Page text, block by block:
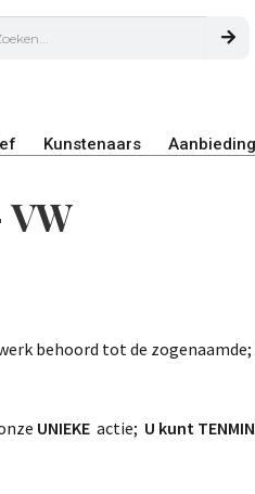
Kunstenaars
VW
behoord tot de
UNIEKEactie; U kunt